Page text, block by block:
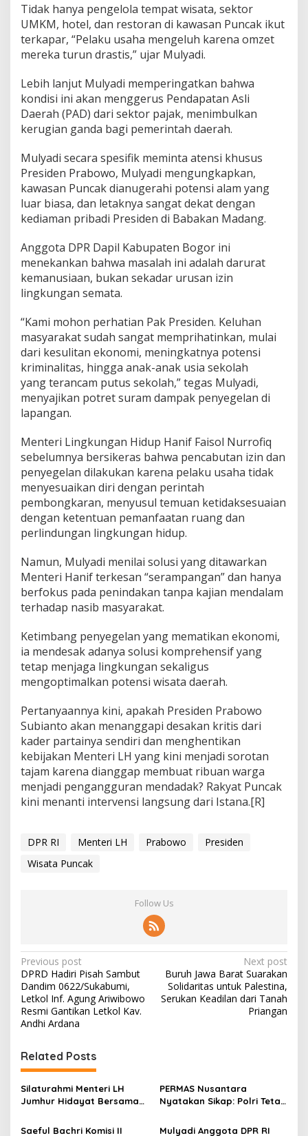
P
u
c
a
Tidak hanya pengelola tempat wisata, sektor
UMKM, hotel, dan restoran di kawasan Puncak ikut
terkapar, “Pelaku usaha mengeluh karena omzet
mereka turun drastis,” ujar Mulyadi.
Lebih lanjut Mulyadi memperingatkan bahwa
kondisi ini akan menggerus Pendapatan Asli
Daerah (PAD) dari sektor pajak, menimbulkan
kerugian ganda bagi pemerintah daerah.
Mulyadi secara spesifik meminta atensi khusus
Presiden Prabowo, Mulyadi mengungkapkan,
kawasan Puncak dianugerahi potensi alam yang
luar biasa, dan letaknya sangat dekat dengan
kediaman pribadi Presiden di Babakan Madang.
Anggota DPR Dapil Kabupaten Bogor ini
menekankan bahwa masalah ini adalah darurat
kemanusiaan, bukan sekadar urusan izin
lingkungan semata.
“Kami mohon perhatian Pak Presiden. Keluhan
masyarakat sudah sangat memprihatinkan, mulai
dari kesulitan ekonomi, meningkatnya potensi
kriminalitas, hingga anak-anak usia sekolah
yang terancam putus sekolah,” tegas Mulyadi,
menyajikan potret suram dampak penyegelan di
lapangan.
Menteri Lingkungan Hidup Hanif Faisol Nurrofiq
sebelumnya bersikeras bahwa pencabutan izin dan
penyegelan dilakukan karena pelaku usaha tidak
menyesuaikan diri dengan perintah
pembongkaran, menyusul temuan ketidaksesuaian
dengan ketentuan pemanfaatan ruang dan
perlindungan lingkungan hidup.
Namun, Mulyadi menilai solusi yang ditawarkan
Menteri Hanif terkesan “serampangan” dan hanya
berfokus pada penindakan tanpa kajian mendalam
terhadap nasib masyarakat.
Ketimbang penyegelan yang mematikan ekonomi,
ia mendesak adanya solusi komprehensif yang
tetap menjaga lingkungan sekaligus
mengoptimalkan potensi wisata daerah.
Pertanyaannya kini, apakah Presiden Prabowo
Subianto akan menanggapi desakan kritis dari
kader partainya sendiri dan menghentikan
kebijakan Menteri LH yang kini menjadi sorotan
tajam karena dianggap membuat ribuan warga
menjadi pengangguran mendadak? Rakyat Puncak
kini menanti intervensi langsung dari Istana.[R]
DPR RI Menteri LH Prabowo
Presiden
Wisata Puncak
Follow Us
P
o
s
t
a
v
i
Previous post
DPRD Hadiri Pisah Sambut
Dandim 0622/Sukabumi,
Letkol Inf. Agung Ariwibowo
Resmi Gantikan Letkol Kav.
Andhi Ardana
Next post
Buruh Jawa Barat Suarakan
Solidaritas untuk Palestina,
Serukan Keadilan dari Tanah
Priangan
Related Posts
Silaturahmi Menteri LH
Jumhur Hidayat Bersama
Lingkungan
PERMAS Nusantara
Nyatakan Sikap: Polri Tetap
Independensi dan
Saeful Bachri Komisi II Mulyadi Anggota DPR RI